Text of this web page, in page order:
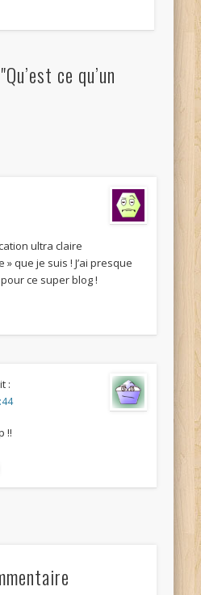
ce qu’un
ultra claire
que je suis ! J’ai presque
ce super blog !
:
!!